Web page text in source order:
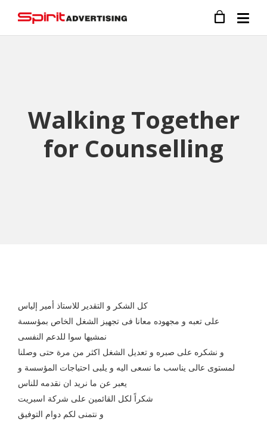
Walking Together
for Counselling
كل الشكر و التقدير للاستاذ أمير إلياس
على تعبه و مجهوده معانا فى تجهيز الشغل الخاص بمؤسسة
نمشيها سوا للدعم النفسى
و نشكره على صبره و تعديل الشغل اكثر من مرة حتى وصلنا
لمستوى عالى يناسب ما نسعى اليه و يلبى احتياجات المؤسسة و
يعبر عن ما نريد ان نقدمه للناس
شكراً لكل القائمين على شركة اسبريت
و نتمنى لكم دوام التوفيق